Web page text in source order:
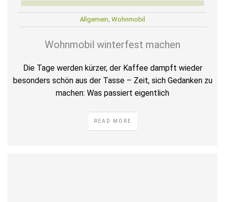
Allgemein Wohnmobil
Wohnmobil winterfest machen
Die Tage werden kürzer, der Kaffee dampft wieder
besonders schön aus der Tasse – Zeit, sich Gedanken zu
machen: Was passiert eigentlich
READ MORE